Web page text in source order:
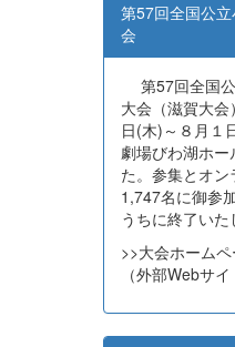
第57回全国公
会
第57回全国
大会（滋賀大会
日(木)～８月１
劇場びわ湖ホ
た。参集とオ
1,747名に御参
うちに終了いた
>>大会ホーム
（外部Webサ